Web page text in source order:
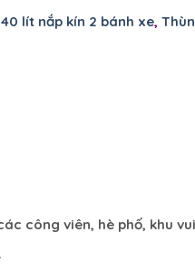
lít nắp kín 2 bánh xe,
công viên, hè phố, khu